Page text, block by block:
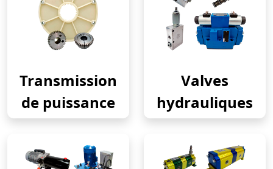
Transmission
de puissance
Valves
hydrauliques